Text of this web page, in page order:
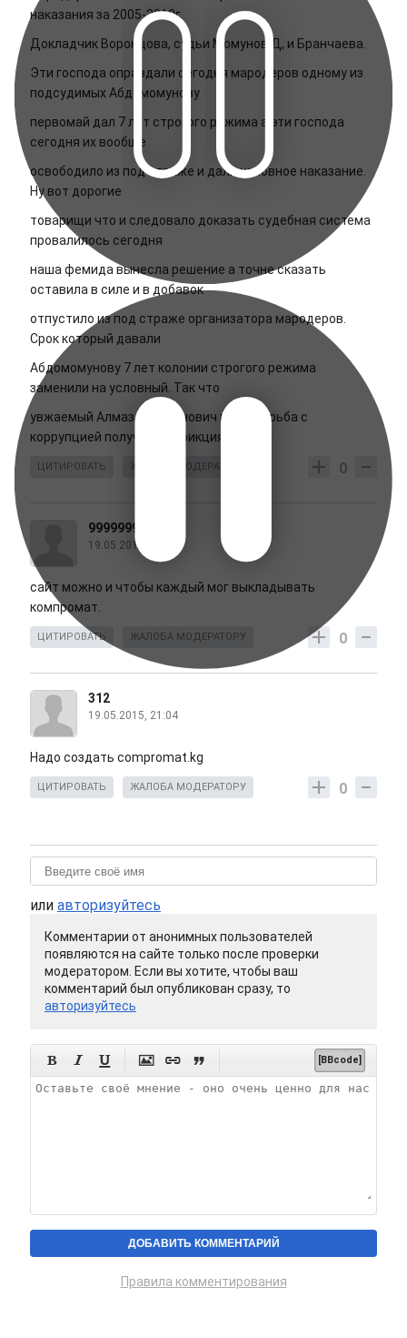
наказания за 2005-2010г.
Докладчик Воронцова, судьи Момунов.Д, и Бранчаева.
Эти господа оправдали сегодня мародеров одному из
подсудимых Абдомомунову
первомай дал 7 лет строгого режима а эти господа
сегодня их вообще
освободило из под страже и дали условное наказание.
Ну вот дорогие
товарищи что и следовало доказать судебная система
провалилось сегодня
наша фемида вынесла решение а точне сказать
оставила в силе и в добавок
отпустило из под страже организатора мародеров.
Срок который давали
Абдомомунову 7 лет колонии строгого режима
заменили на условный. Так что
увжаемый Алмаз Шаршенович ваша борьба с
коррупцией получается фикция!
0
ЦИТИРОВАТЬ ЖАЛОБА МОДЕРАТОРУ
9999999
19.05.2015, 16:58
сайт можно и чтобы каждый мог выкладывать
компромат.
0
ЦИТИРОВАТЬ ЖАЛОБА МОДЕРАТОРУ
312
19.05.2015, 21:04
Надо создать compromat.kg
0
ЦИТИРОВАТЬ ЖАЛОБА МОДЕРАТОРУ
или авторизуйтесь
Комментарии от анонимных пользователей
появляются на сайте только после проверки
модератором. Если вы хотите, чтобы ваш
комментарий был опубликован сразу, то
авторизуйтесь
      [BBcode]
Правила комментирования